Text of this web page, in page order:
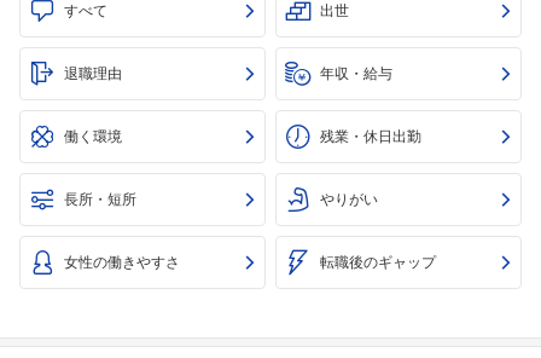
すべて 出世
退職理由 年収・給与
働く環境 残業・休日出勤
長所・短所 やりがい
女性の働きやすさ 転職後のギャップ